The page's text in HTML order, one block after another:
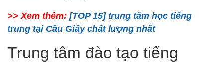
>> Xem thêm: [TOP 15] trung tâm học tiếng
trung tại Cầu Giấy chất lượng nhất
Trung tâm đào tạo tiếng